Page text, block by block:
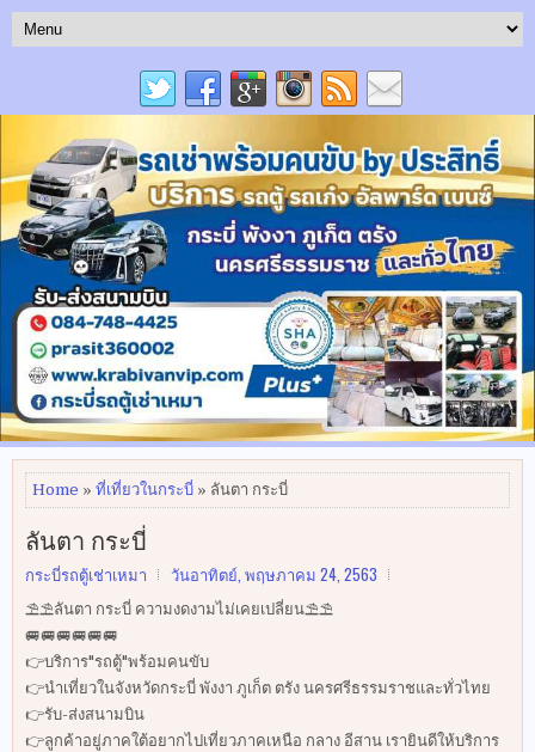
Home » ที่เที่ยวในกระบี่ » ลันตา กระบี่
ลันตา กระบี่
กระบี่รถตู้เช่าเหมา วันอาทิตย์, พฤษภาคม 24, 2563
⛱⛱ลันตา กระบี่ ความงดงามไม่เคยเปลี่ยน⛱⛱
🚐🚐🚐🚐🚐🚐
👉บริการ"รถตู้"พร้อมคนขับ
👉นำเที่ยวในจังหวัดกระบี่ พังงา ภูเก็ต ตรัง นครศรีธรรมราชและทั่วไทย
👉รับ-ส่งสนามบิน
👉ลูกค้าอยู่ภาคใต้อยากไปเที่ยวภาคเหนือ กลาง อีสาน เรายินดีให้บริการ